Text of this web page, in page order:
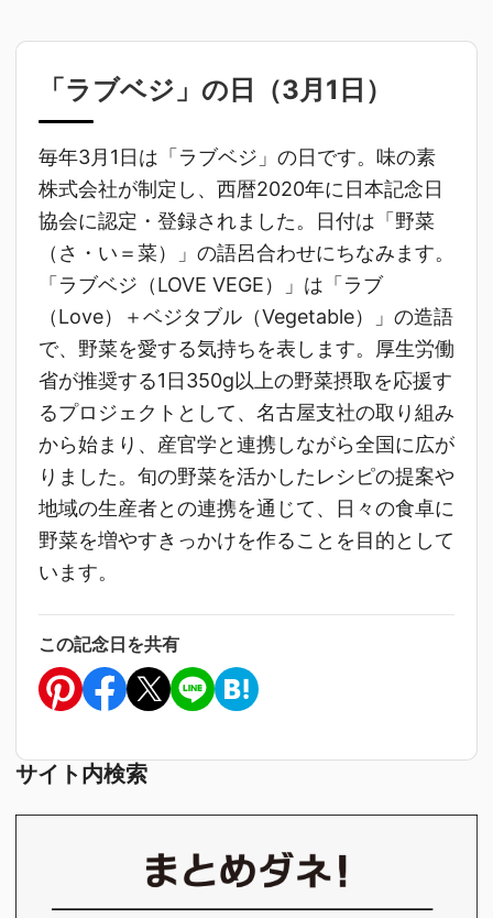
「ラブベジ」の日（3月1日 ）
毎年3月1日は「ラブベジ」の日です。味の素
株式会社が制定し、西暦2020年に日本記念日
協会に認定・登録されました。日付は「野菜
（さ・い＝菜）」の語呂合わせにちなみます。
「ラブベジ（LOVE VEGE）」は「ラブ
（Love）＋ベジタブル（Vegetable）」の造語
で、野菜を愛する気持ちを表します。厚生労働
省が推奨する1日350g以上の野菜摂取を応援す
るプロジェクトとして、名古屋支社の取り組み
から始まり、産官学と連携しながら全国に広が
りました。旬の野菜を活かしたレシピの提案や
地域の生産者との連携を通じて、日々の食卓に
野菜を増やすきっかけを作ることを目的として
います。
この記念日を共有
サイト内検索